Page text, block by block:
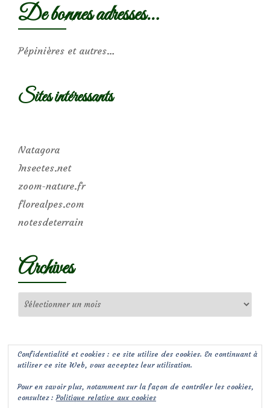
De bonnes adresses…
Pépinières et autres…
Sites intéressants
Natagora
Insectes.net
zoom-nature.fr
florealpes.com
notesdeterrain
Archives
Confidentialité et cookies : ce site utilise des cookies. En continuant à
utiliser ce site Web, vous acceptez leur utilisation.
Pour en savoir plus, notamment sur la façon de contrôler les cookies,
consultez :Politique relative aux cookies